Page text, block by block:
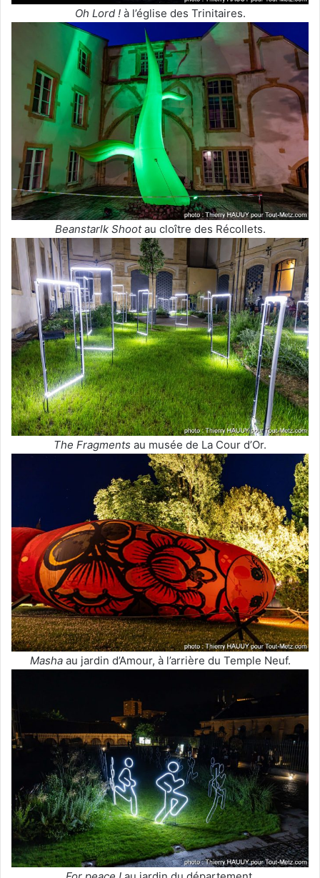
Oh Lord !à l’église des Trinitaires.
Beanstarlk Shootau cloître des Récollets.
The Fragments au musée de La Cour d’Or.
Masha au jardin d’Amour, à l’arrière du Temple Neuf.